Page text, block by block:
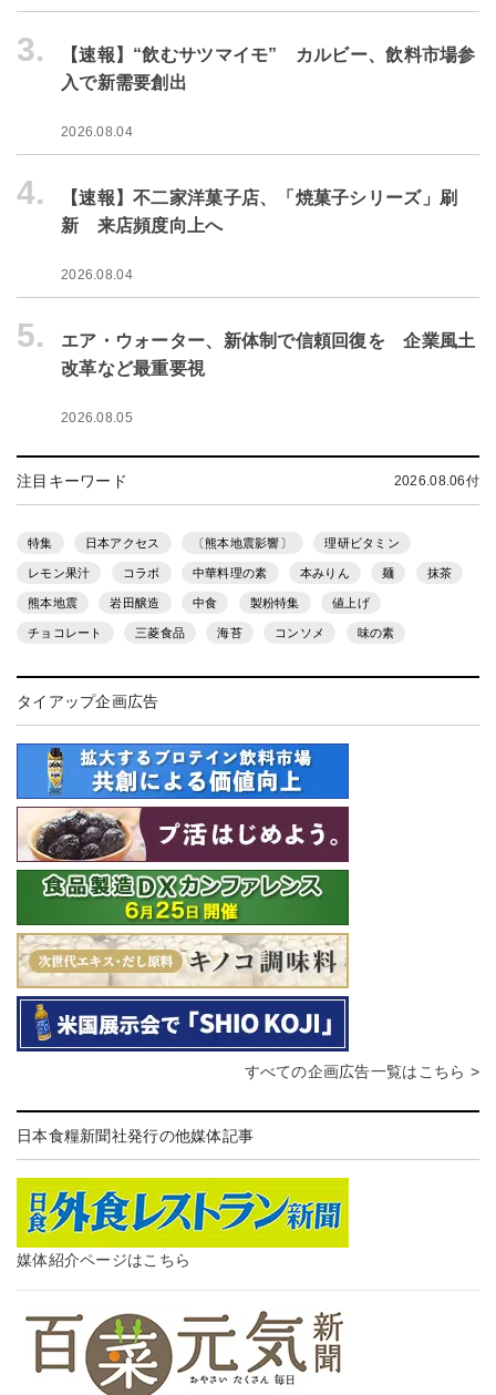
3.
【速報】“飲むサツマイモ” カルビー、飲料市場参
入で新需要創出
2026.08.04
4.
【速報】不二家洋菓子店、「焼菓子シリーズ」刷
新 来店頻度向上へ
2026.08.04
5.
エア・ウォーター、新体制で信頼回復を 企業風土
改革など最重要視
2026.08.05
注目キーワード 2026.08.06付
特集 日本アクセス 〔熊本地震影響〕 理研ビタミン
レモン果汁 コラボ 中華料理の素 本みりん 麺 抹茶
熊本地震 岩田醸造 中食 製粉特集 値上げ
チョコレート 三菱食品 海苔 コンソメ 味の素
タイアップ企画広告
すべての企画広告一覧はこちら >
日本食糧新聞社発行の他媒体記事
媒体紹介ページはこちら